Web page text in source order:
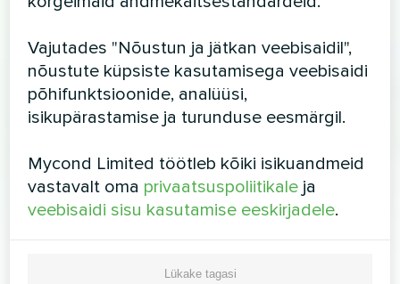
Vajutades "Nõustun ja jätkan veebisaidil",
nõustute küpsiste kasutamisega veebisaidi
põhifunktsioonide, analüüsi,
isikupärastamise ja turunduse eesmärgil.
Mycond Limited töötleb kõiki isikuandmeid
vastavalt oma privaatsuspoliitikale ja
veebisaidi sisu kasutamise eeskirjadele.
Lükake tagasi